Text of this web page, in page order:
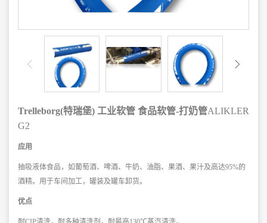
Trelleborg(特瑞堡) 工业软管 食品软管-打奶管ALIKLER
G2
应用
抽吸液体食品，如葡萄酒、啤酒、牛奶、油脂、果酒、果汁及高达95%的
酒精。用于车间加工，罐装及罐车卸货。
优点